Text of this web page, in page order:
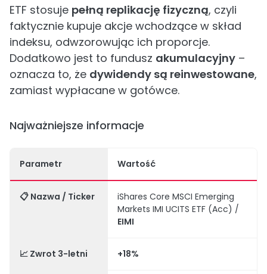
ETF stosuje pełną replikację fizyczną, czyli
faktycznie kupuje akcje wchodzące w skład
indeksu, odwzorowując ich proporcje.
Dodatkowo jest to fundusz akumulacyjny –
oznacza to, że dywidendy są reinwestowane,
zamiast wypłacane w gotówce.
Najważniejsze informacje
Parametr Wartość
📋 Nazwa / Ticker
iShares Core MSCI Emerging
Markets IMI UCITS ETF (Acc) /
EIMI
📈 Zwrot 3-letni +18%